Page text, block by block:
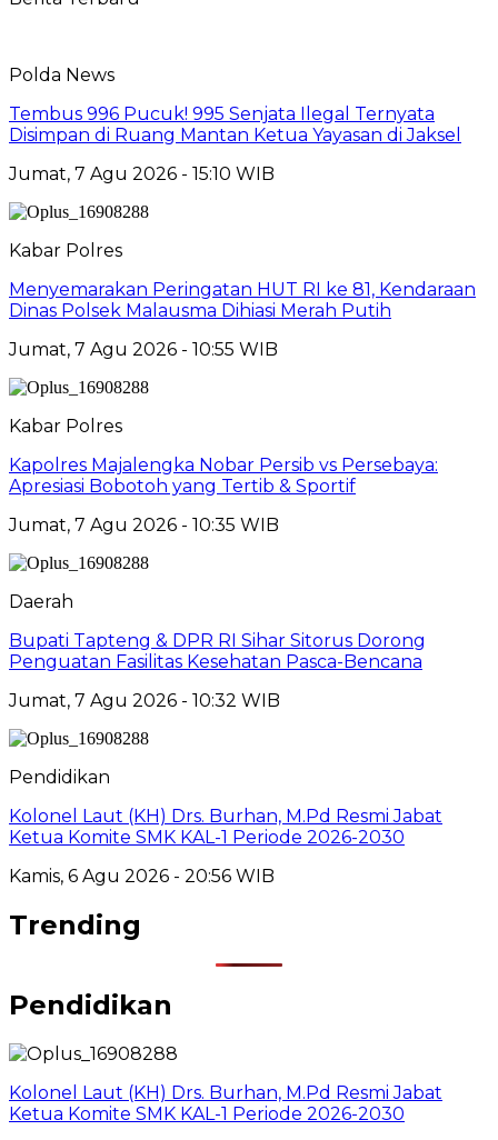
Polda News
Tembus 996 Pucuk! 995 Senjata Ilegal Ternyata
Disimpan di Ruang Mantan Ketua Yayasan di Jaksel
Jumat, 7 Agu 2026 - 15:10 WIB
Kabar Polres
Menyemarakan Peringatan HUT RI ke 81, Kendaraan
Dinas Polsek Malausma Dihiasi Merah Putih
Jumat, 7 Agu 2026 - 10:55 WIB
Kabar Polres
Kapolres Majalengka Nobar Persib vs Persebaya:
Apresiasi Bobotoh yang Tertib & Sportif
Jumat, 7 Agu 2026 - 10:35 WIB
Daerah
Bupati Tapteng & DPR RI Sihar Sitorus Dorong
Penguatan Fasilitas Kesehatan Pasca-Bencana
Jumat, 7 Agu 2026 - 10:32 WIB
Pendidikan
Kolonel Laut (KH) Drs. Burhan, M.Pd Resmi Jabat
Ketua Komite SMK KAL-1 Periode 2026-2030
Kamis, 6 Agu 2026 - 20:56 WIB
Trending
Pendidikan
Kolonel Laut (KH) Drs. Burhan, M.Pd Resmi Jabat
Ketua Komite SMK KAL-1 Periode 2026-2030